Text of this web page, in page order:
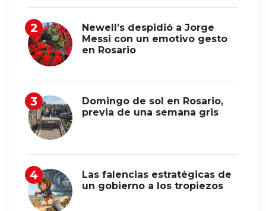
Newell’s despidió a Jorge
Messi con un emotivo gesto
en Rosario
Domingo de sol en Rosario,
previa de una semana gris
Las falencias estratégicas de
un gobierno a los tropiezos